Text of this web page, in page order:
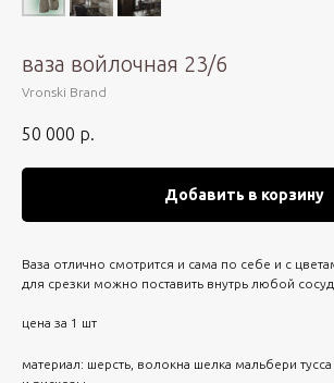
ваза войлочная 23/6
Vronski Brand
50 000 р.
Добавить в корзину
Ваза отлично смотрится и сама по себе и с
для срезки можно поставить внутрь любой сосуд
цена за 1 шт
материал: шерсть, волокна шелка мальбери